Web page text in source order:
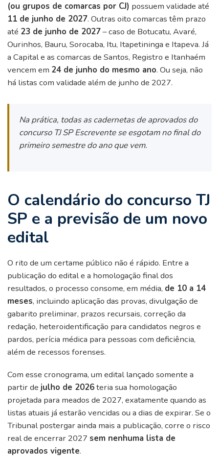
(ou grupos de comarcas por CJ) possuem validade até
11 de junho de 2027. Outras oito comarcas têm prazo
até 23 de junho de 2027– caso de Botucatu, Avaré,
Ourinhos, Bauru, Sorocaba, Itu, Itapetininga e Itapeva. Já
a Capital e as comarcas de Santos, Registro e Itanhaém
vencem em 24 de junho do mesmo ano. Ou seja, não
há listas com validade além de junho de 2027.
Na prática, todas as cadernetas de aprovados do
concurso TJ SP Escrevente se esgotam no final do
primeiro semestre do ano que vem.
O calendário do concurso TJ
SP e a previsão de um novo
edital
O rito de um certame público não é rápido. Entre a
publicação do edital e a homologação final dos
resultados, o processo consome, em média, de 10 a 14
meses, incluindo aplicação das provas, divulgação de
gabarito preliminar, prazos recursais, correção da
redação, heteroidentificação para candidatos negros e
pardos, perícia médica para pessoas com deficiência,
além de recessos forenses.
Com esse cronograma, um edital lançado somente a
partir de julho de 2026teria sua homologação
projetada para meados de 2027, exatamente quando as
listas atuais já estarão vencidas ou a dias de expirar. Se o
Tribunal postergar ainda mais a publicação, corre o risco
real de encerrar 2027 sem nenhuma lista de
aprovados vigente.